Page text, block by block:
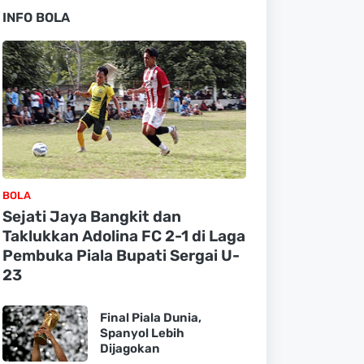
INFO BOLA
BOLA
Sejati Jaya Bangkit dan
Taklukkan Adolina FC 2-1 di Laga
Pembuka Piala Bupati Sergai U-
23
Final Piala Dunia,
Spanyol Lebih
Dijagokan